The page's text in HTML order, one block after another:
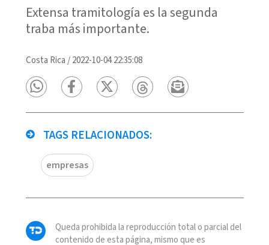
Extensa tramitología es la segunda
traba más importante.
Costa Rica /2022-10-04 22:35:08
TAGS RELACIONADOS:
empresas
Queda prohibida la reproducción total o parcial del
contenido de esta página, mismo que es